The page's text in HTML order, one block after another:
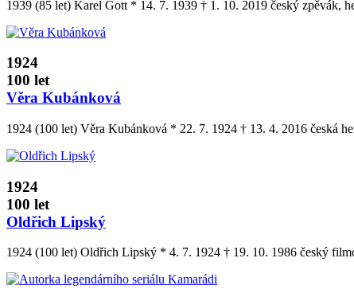
1939 (85 let) Karel Gott * 14. 7. 1939 † 1. 10. 2019 český zpěvák,
1924
100 let
Věra Kubánková
1924 (100 let) Věra Kubánková * 22. 7. 1924 † 13. 4. 2016 česká
1924
100 let
Oldřich Lipský
1924 (100 let) Oldřich Lipský * 4. 7. 1924 † 19. 10. 1986 český